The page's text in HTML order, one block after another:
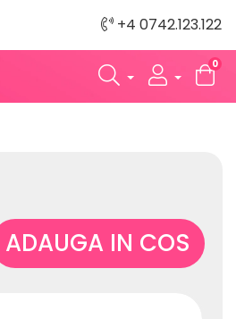
+4 0742.123.122
0
ADAUGA IN COS